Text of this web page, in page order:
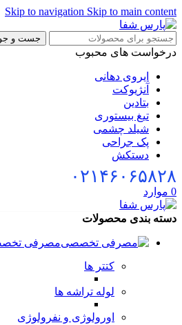
Skip to navigationSkip to main
جست و جو
های محبوب
ایروی دهانی
آنژیوکت
بتادین
تیغ بیستوری
شیلد چشمی
پک جراحی
دستکش
بندی محصولات
مصرفی تخصصی
کتتر ها
لوله تراشه ها
اورولوژی و نفرولوژی